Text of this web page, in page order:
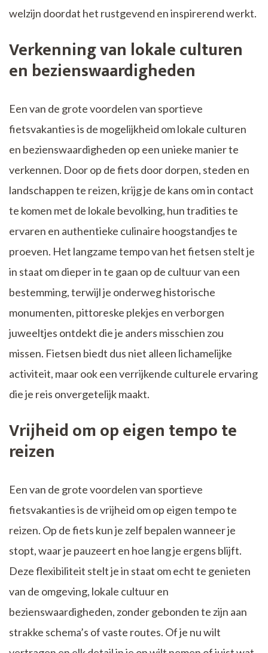
welzijn doordat het rustgevend en inspirerend werkt.
Verkenning van lokale culturen
en bezienswaardigheden
Een van de grote voordelen van sportieve
fietsvakanties is de mogelijkheid om lokale culturen
en bezienswaardigheden op een unieke manier te
verkennen. Door op de fiets door dorpen, steden en
landschappen te reizen, krijg je de kans om in contact
te komen met de lokale bevolking, hun tradities te
ervaren en authentieke culinaire hoogstandjes te
proeven. Het langzame tempo van het fietsen stelt je
in staat om dieper in te gaan op de cultuur van een
bestemming, terwijl je onderweg historische
monumenten, pittoreske plekjes en verborgen
juweeltjes ontdekt die je anders misschien zou
missen. Fietsen biedt dus niet alleen lichamelijke
activiteit, maar ook een verrijkende culturele ervaring
die je reis onvergetelijk maakt.
Vrijheid om op eigen tempo te
reizen
Een van de grote voordelen van sportieve
fietsvakanties is de vrijheid om op eigen tempo te
reizen. Op de fiets kun je zelf bepalen wanneer je
stopt, waar je pauzeert en hoe lang je ergens blijft.
Deze flexibiliteit stelt je in staat om echt te genieten
van de omgeving, lokale cultuur en
bezienswaardigheden, zonder gebonden te zijn aan
strakke schema’s of vaste routes. Of je nu wilt